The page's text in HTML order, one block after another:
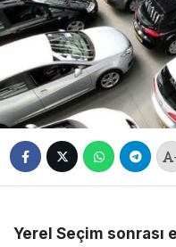
Yerel Seçim